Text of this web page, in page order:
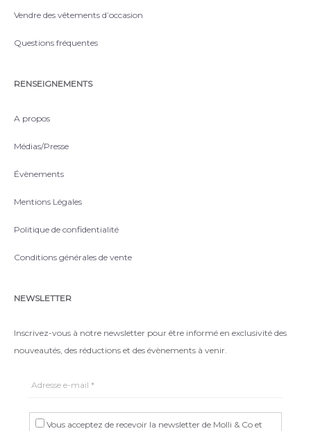
Vendre des vêtements d’occasion
Questions fréquentes
RENSEIGNEMENTS
A propos
Médias/Presse
Évènements
Mentions Légales
Politique de confidentialité
Conditions générales de vente
NEWSLETTER
Inscrivez-vous à notre newsletter pour être informé en exclusivité des
nouveautés, des réductions et des évènements à venir.
Vous acceptez de recevoir la newsletter de Molli & Co et